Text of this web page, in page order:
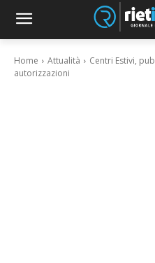
Home Attualità
Centri Estivi,
autorizzazioni